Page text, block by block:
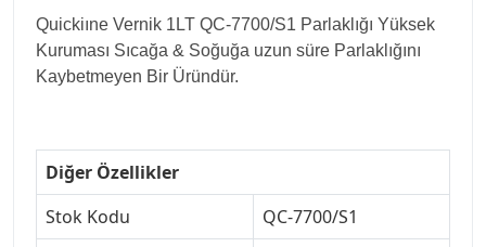
Quickiıne Vernik 1LT QC-7700/S1 Parlaklığı Yüksek
Kuruması Sıcağa & Soğuğa uzun süre Parlaklığını
Kaybetmeyen Bir Üründür.
Diğer Özellikler
Stok Kodu
QC-7700/S1